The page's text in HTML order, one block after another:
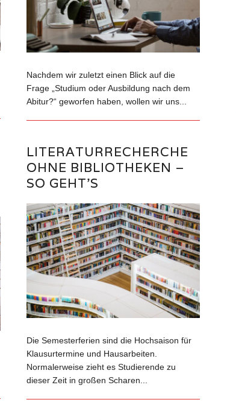
Nachdem wir zuletzt einen Blick auf die
Frage „Studium oder Ausbildung nach dem
Abitur?“ geworfen haben, wollen wir uns...
LITERATURRECHERCHE
OHNE BIBLIOTHEKEN –
SO GEHT’S
Die Semesterferien sind die Hochsaison für
Klausurtermine und Hausarbeiten.
Normalerweise zieht es Studierende zu
dieser Zeit in großen Scharen...